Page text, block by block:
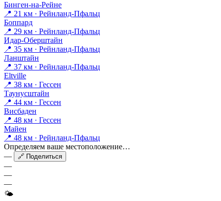
Бинген-на-Рейне
📍 21 км · Рейнланд-Пфальц
Боппард
📍 29 км · Рейнланд-Пфальц
Идар-Оберштайн
📍 35 км · Рейнланд-Пфальц
Ланштайн
📍 37 км · Рейнланд-Пфальц
Eltville
📍 38 км · Гессен
Таунусштайн
📍 44 км · Гессен
Висбаден
📍 48 км · Гессен
Майен
📍 48 км · Рейнланд-Пфальц
Определяем ваше местоположение…
—
🔗 Поделиться
—
—
—
🌤